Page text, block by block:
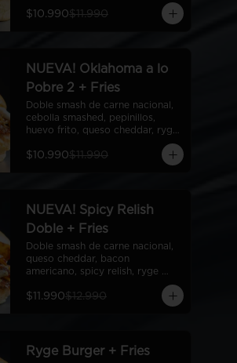
$10.990$11.990
NUEVA! Oklahoma a lo
Pobre 2 + Fries
Doble smash de carne nacional,
cebolla smashed, pepinillos,
huevo frito, queso cheddar, ryge
$10.990$11.990
NUEVA! Spicy Relish
Doble + Fries
Doble smash de carne nacional,
queso cheddar, bacon
americano, spicy relish, ryge
$11.990$12.990
Ryge Burger + Fries